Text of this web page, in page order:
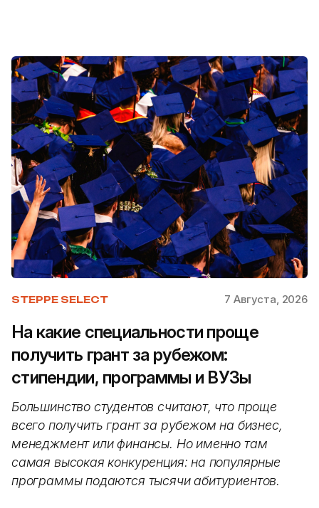
STEPPE SELECT 7 Августа, 2026
На какие специальности проще
получить грант за рубежом:
стипендии, программы и ВУЗы
Большинство студентов считают, что проще
всего получить грант за рубежом на бизнес,
менеджмент или финансы. Но именно там
самая высокая конкуренция: на популярные
программы подаются тысячи абитуриентов.